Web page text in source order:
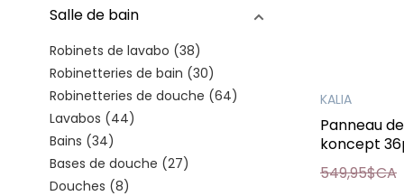
Salle de bain
Robinets de lavabo (38)
Robinetteries de bain (30)
Robinetteries de douche (64)
Lavabos (44)
Bains (34)
Bases de douche (27)
Douches (8)
KALIA
Panneau
koncept
549,95$CA